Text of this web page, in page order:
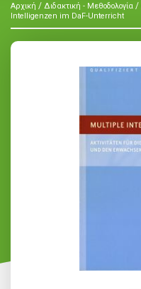
Αρχική / Διδακτική - Μεθοδολογία /
Intelligenzen im DaF-Unterricht